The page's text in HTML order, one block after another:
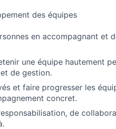
des équipes
en accompagnant et
une équipe hautement
de gestion.
et faire progresser les
concret.
de